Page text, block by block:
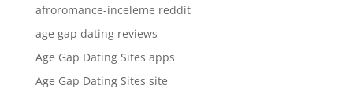
afroromance-inceleme reddit
age gap dating reviews
Age Gap Dating Sites apps
Age Gap Dating Sites site